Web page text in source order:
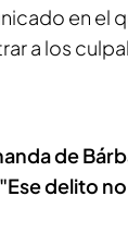
en el
a los
de
delito